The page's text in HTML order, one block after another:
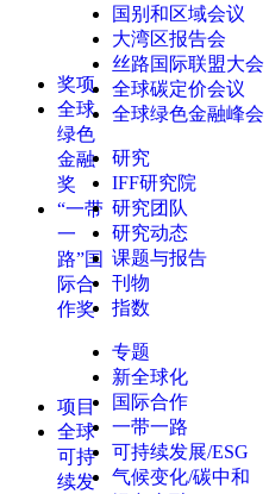
奖项
全球
绿色
金融
奖
“一带
一
路”国
际合
作奖
项目
全球
可持
续发
国别和区域会议
大湾区报告会
丝路国际联盟大会
全球碳定价会议
全球绿色金融峰会
研究
IFF研究院
研究团队
研究动态
课题与报告
刊物
指数
专题
新全球化
国际合作
一带一路
可持续发展/ESG
气候变化/碳中和